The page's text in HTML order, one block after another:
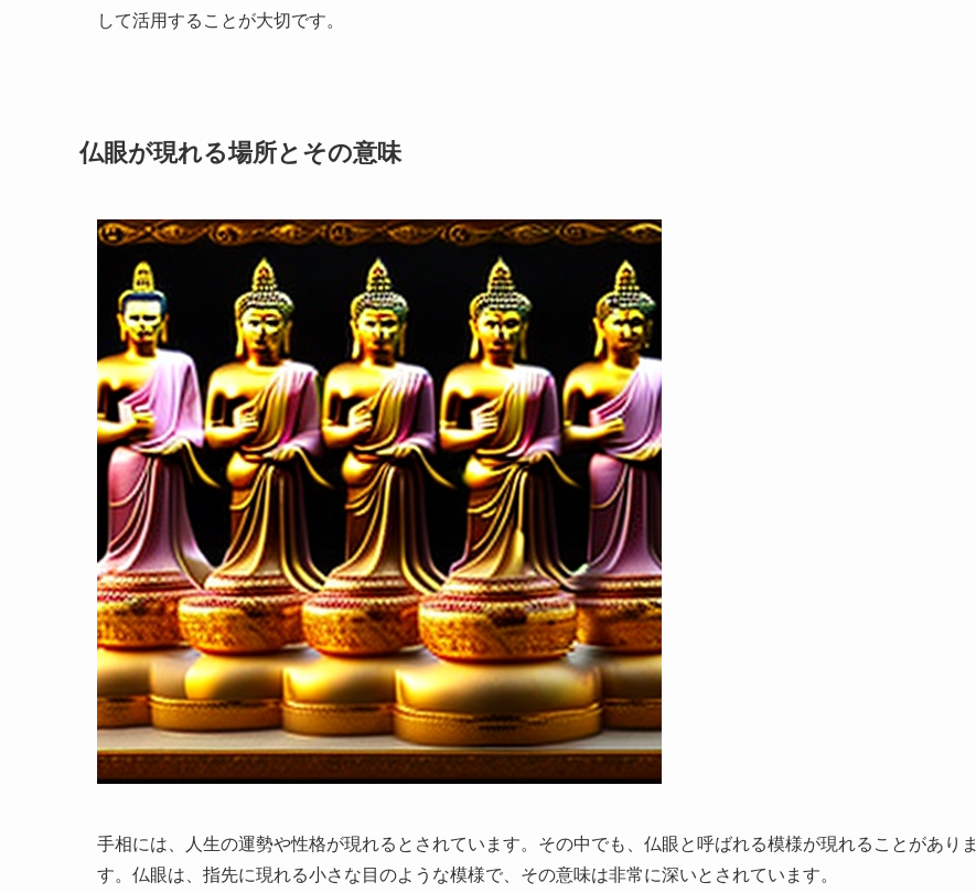
して活用することが大切です。
仏眼が現れる場所とその意味
手相には、人生の運勢や性格が現れるとされています。その中でも、仏眼と呼ばれる模様が現れることがありま
す。仏眼は、指先に現れる小さな目のような模様で、その意味は非常に深いとされています。